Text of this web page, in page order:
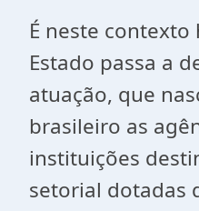
É neste
Estado passa a
atuação, que
brasileiro as
instituições
setorial dotadas